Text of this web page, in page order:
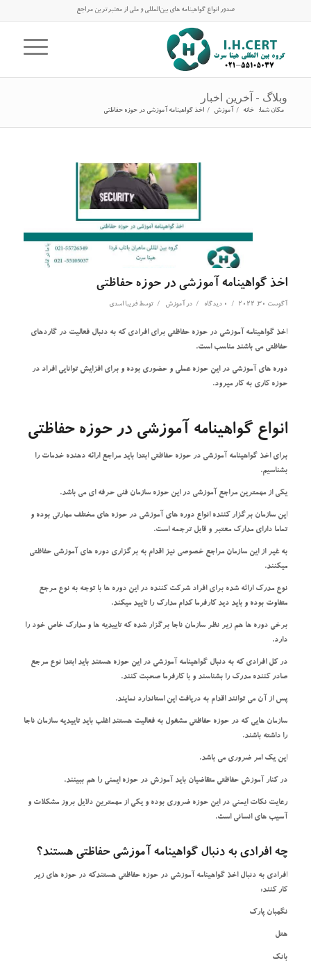
صدور انواع گواهینامه های بین‌المللی و ملی از معتبرترین مراجع
وبلاگ - آخرین اخبار
مکان شما: خانه / آموزش / اخذ گواهینامه آموزشی در حوزه حفاظتی
اخذ گواهینامه آموزشی در حوزه حفاظتی
آگوست 30, 2022 / 0 دیدگاه / در آموزش / توسط فریبا اسدی
اخذ گواهینامه آموزشی در حوزه حفاظتی برای افرادی که به دنبال فعالیت در گاردهای
حفاظتی می باشند مناسب است.
دوره های آموزشی در این حوزه عملی و حضوری بوده و برای افزایش توانایی افراد در
حوزه کاری به کار میرود.
انواع گواهینامه آموزشی در حوزه حفاظتی
برای اخذ گواهینامه آموزشی در حوزه حفاظتی ابتدا باید مراجع ارائه دهنده خدمات را
بشناسیم.
یکی از مهمترین مراجع آموزشی در این حوزه سازمان فنی حرفه ای می باشد.
این سازمان برگزار کننده انواع دوره های آموزشی در حوزه های مختلف مهارتی بوده و
تماما دارای مدارک معتبر و قابل ترجمه است.
به غیر از این سازمان مراجع خصوصی نیز اقدام به برگزاری دوره های آموزشی حفاظتی
میکنند.
نوع مدرک ارائه شده برای افراد شرکت کننده در این دوره ها با توجه به نوع مرجع
متفاوت بوده و باید دید کارفرما کدام مدارک را تایید میکند.
برخی دوره ها هم زیر نظر سازمان ناجا برگزار شده که تاییدیه ها و مدارک خاص خود را
دارد.
در کل افرادی که به دنبال گواهینامه آموزشی در این حوزه هستند باید ابتدا نوع مرجع
صادر کننده مدرک را بشناسند و با کارفرما صحبت کنند.
پس از آن می توانند اقدام به دریافت این استاندارد نمایند.
سازمان هایی که در حوزه حفاظتی مشغول به فعالیت هستند اغلب باید تاییدیه سازمان ناجا
را داشته باشند.
این یک امر ضروری می باشد.
در کنار آموزش حفاظتی متقاضیان باید آموزش در حوزه ایمنی را هم ببینند.
رعایت نکات ایمنی در این حوزه ضروری بوده و یکی از مهمترین دلایل بروز مشکلات و
آسیب های انسانی است.
چه افرادی به دنبال گواهینامه آموزشی حفاظتی هستند؟
افرادی به دنبال اخذ گواهینامه آموزشی در حوزه حفاظتی هستندکه در حوزه های زیر
کار کنند:
نگهبان پارک
هتل
بانک